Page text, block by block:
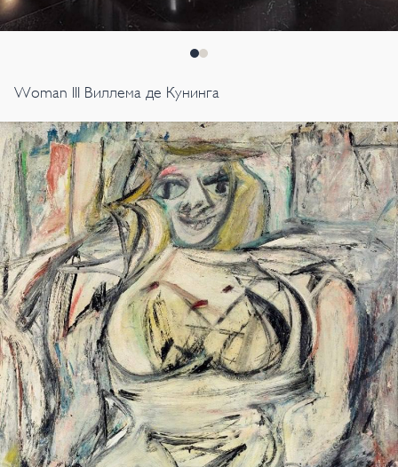
Woman III Виллема де Кунинга